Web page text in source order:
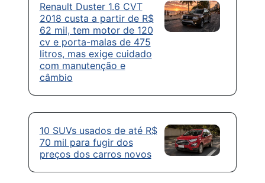
Renault Duster 1.6 CVT
2018 custa a partir de R$
62 mil, tem motor de 120
cv e porta-malas de 475
litros, mas exige cuidado
com manutenção e
câmbio
10 SUVs usados de até R$
70 mil para fugir dos
preços dos carros novos